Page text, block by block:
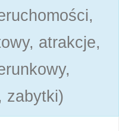
atrakcje,
zabytki)